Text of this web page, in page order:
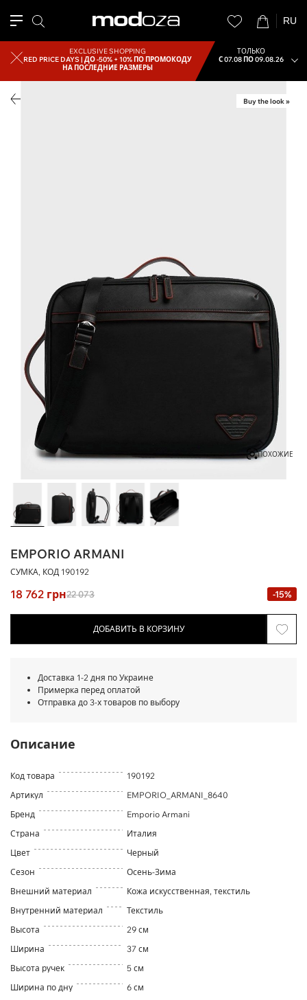
RU
EXCLUSIVE SHOPPING
RED PRICE DAYS |ДО -50% + 10% ПО ПРОМОКОДУ
НА ПОСЛЕДНИЕ РАЗМЕРЫ
ТОЛЬКО
С 07.08 ПО 09.08.26
Buy the look »
ПОХОЖИЕ
EMPORIO ARMANI
СУМКА, КОД 190192
18 762 грн22 073 -15%
ДОБАВИТЬ В КОРЗИНУ
Доставка 1-2 дня по Украине
Примерка перед оплатой
Отправка до 3-х товаров по выбору
Описание
Код товара
190192
Артикул
EMPORIO_ARMANI_8640
Бренд
Emporio Armani
Страна
Италия
Цвет
Черный
Сезон
Осень-Зима
Внешний материал
Кожа искусственная, текстиль
Внутренний материал
Текстиль
Высота
29 см
Ширина
37 см
Высота ручек
5 см
Ширина по дну
6 см